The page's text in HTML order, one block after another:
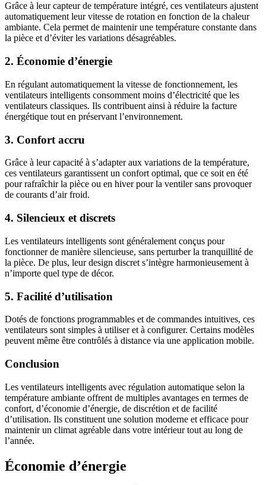
Grâce à leur capteur de température intégré, ces ventilateurs ajustent
automatiquement leur vitesse de rotation en fonction de la chaleur
ambiante. Cela permet de maintenir une température constante dans
la pièce et d’éviter les variations désagréables.
2. Économie d’énergie
En régulant automatiquement la vitesse de fonctionnement, les
ventilateurs intelligents consomment moins d’électricité que les
ventilateurs classiques. Ils contribuent ainsi à réduire la facture
énergétique tout en préservant l’environnement.
3. Confort accru
Grâce à leur capacité à s’adapter aux variations de la température,
ces ventilateurs garantissent un confort optimal, que ce soit en été
pour rafraîchir la pièce ou en hiver pour la ventiler sans provoquer
de courants d’air froid.
4. Silencieux et discrets
Les ventilateurs intelligents sont généralement conçus pour
fonctionner de manière silencieuse, sans perturber la tranquillité de
la pièce. De plus, leur design discret s’intègre harmonieusement à
n’importe quel type de décor.
5. Facilité d’utilisation
Dotés de fonctions programmables et de commandes intuitives, ces
ventilateurs sont simples à utiliser et à configurer. Certains modèles
peuvent même être contrôlés à distance via une application mobile.
Conclusion
Les ventilateurs intelligents avec régulation automatique selon la
température ambiante offrent de multiples avantages en termes de
confort, d’économie d’énergie, de discrétion et de facilité
d’utilisation. Ils constituent une solution moderne et efficace pour
maintenir un climat agréable dans votre intérieur tout au long de
l’année.
Économie d’énergie